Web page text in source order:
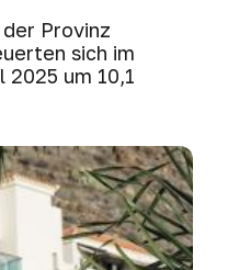
Provinz
sich im
um 10,1